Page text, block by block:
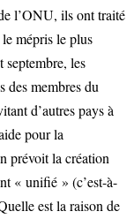
l’ONU, ils ont traité
mépris le plus
les
des membres du
d’autres pays à
pour la
prévoit la création
« unifié » (c’est-à-
est la raison de